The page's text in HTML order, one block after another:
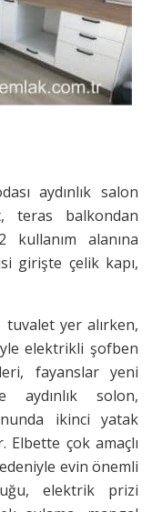
aydınlık salon
teras balkondan
kullanım alanına
girişte çelik kapı,
yer alırken,
elektrikli şofben
fayanslar yeni
aydınlık solon,
ikinci yatak
Elbette çok amaçlı
evin önemli
elektrik prizi